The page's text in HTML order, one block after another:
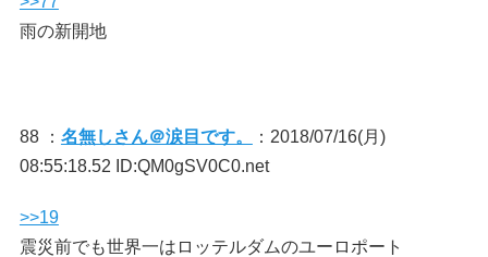
雨の新開地
88 ： 名無しさん＠涙目です。
：2018/07/16(月)
08:55:18.52 ID:QM0gSV0C0.net
>>19
震災前でも世界一はロッテルダムのユーロポート